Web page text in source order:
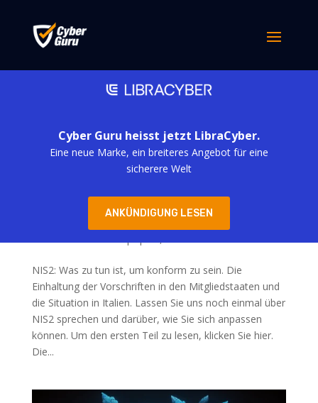
Cyber Guru heisst jetzt LibraCyber.
Eine neue Marke, ein breiteres Angebot für eine
sicherere Welt
ANKÜNDIGUNG LESEN
NIS2, die neueste europäische Gesetzgebung
zur Internetkriminalität (Teil 2)
NIS2: Was zu tun ist, um konform zu sein. Die
Einhaltung der Vorschriften in den Mitgliedstaaten und
die Situation in Italien. Lassen Sie uns noch einmal über
NIS2 sprechen und darüber, wie Sie sich anpassen
können. Um den ersten Teil zu lesen, klicken Sie hier.
Die...